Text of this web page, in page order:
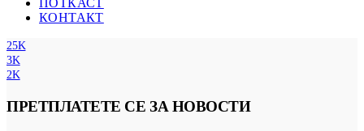
ПОТКАСТ
КОНТАКТ
25K
3K
2K
ПРЕТПЛАТЕТЕ СЕ ЗА НОВОСТИ